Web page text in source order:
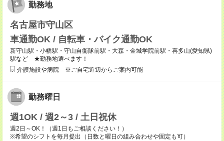
勤務地
名古屋市守山区
車通勤OK / 自転車・バイク通勤OK
新守山駅・小幡駅・守山自衛隊前駅・大森・金城学院前駅・喜多山(愛知県)
駅など ★勤務地選べます！
介護施設や病院 ※ご自宅近辺からご案内可能
勤務曜日
週1OK / 週2～3 / 土日祝休
週2日～OK！（週1日もご相談ください！）
※希望のシフトを毎月提出（日数と曜日の組み合わせや固定も可）